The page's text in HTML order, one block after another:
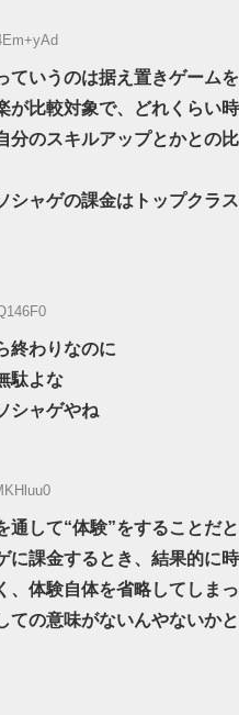
ていうのは据え置きゲームを
が比較対象で、どれくらい時
分のスキルアップとかとの比
シャゲの課金はトップクラス
終わりなのに
駄よな
シャゲやね
通して“体験”をすることだと
に課金するとき、結果的に時
、体験自体を省略してしまっ
ての意味がないんやないかと